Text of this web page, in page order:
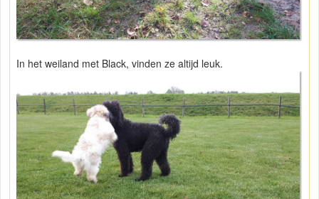
In het weiland met Black, vinden ze altijd leuk.